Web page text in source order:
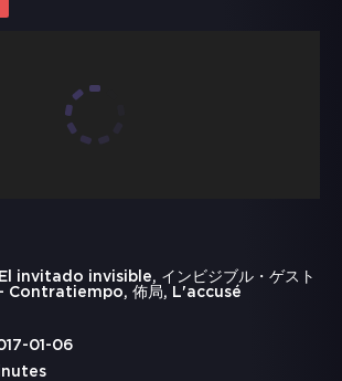
El invitado invisible, インビジブル・ゲスト
- Contratiempo, 佈局, L'accusé
01-06